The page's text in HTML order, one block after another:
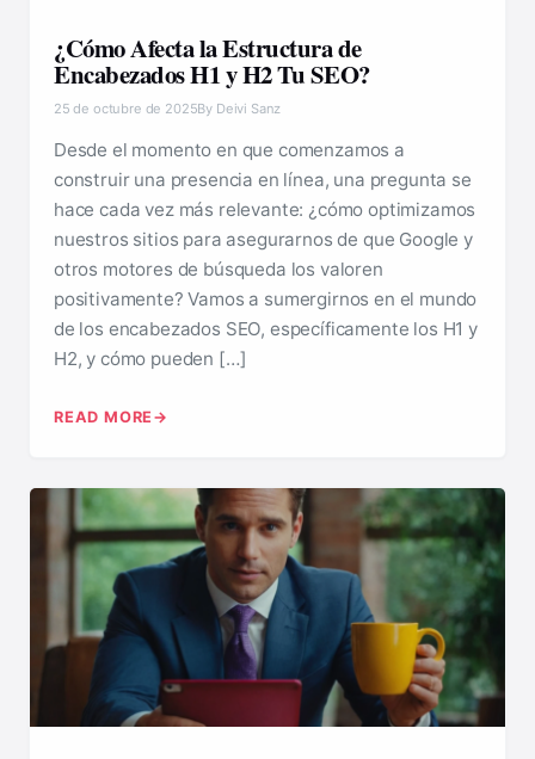
¿Cómo Afecta la Estructura de
Encabezados H1 y H2 Tu SEO?
25 de octubre de 2025By Deivi Sanz
Desde el momento en que comenzamos a
construir una presencia en línea, una pregunta se
hace cada vez más relevante: ¿cómo optimizamos
nuestros sitios para asegurarnos de que Google y
otros motores de búsqueda los valoren
positivamente? Vamos a sumergirnos en el mundo
de los encabezados SEO, específicamente los H1 y
H2, y cómo pueden […]
READ MORE